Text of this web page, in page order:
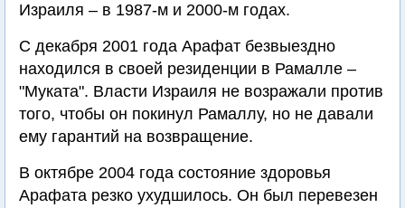
Израиля – в 1987-м и 2000-м годах.
С декабря 2001 года Арафат безвыездно
находился в своей резиденции в Рамалле –
"Муката". Власти Израиля не возражали против
того, чтобы он покинул Рамаллу, но не давали
ему гарантий на возвращение.
В октябре 2004 года состояние здоровья
Арафата резко ухудшилось. Он был перевезен